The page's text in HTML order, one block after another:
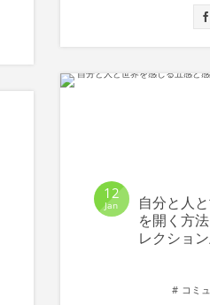
12
Jan
自分と人
を開く方
レクショ
コミ